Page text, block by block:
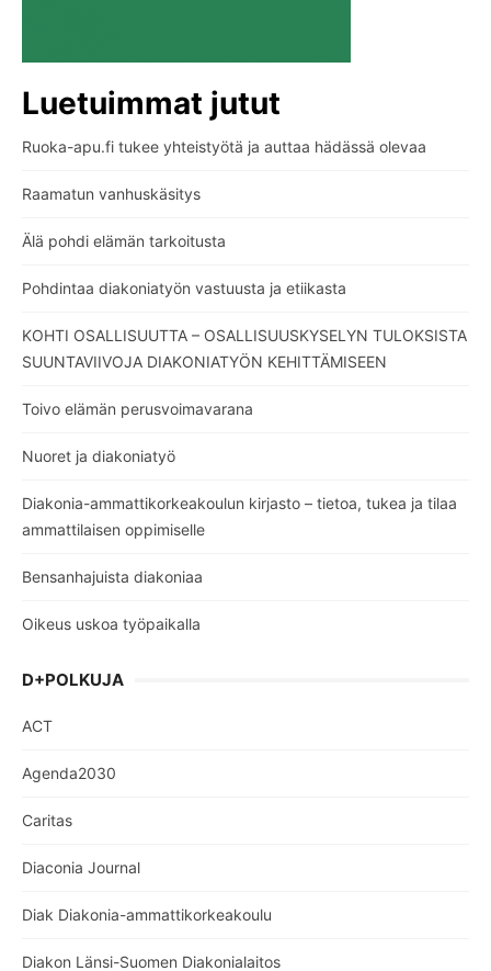
Luetuimmat jutut
Ruoka-apu.fi tukee yhteistyötä ja auttaa hädässä olevaa
Raamatun vanhuskäsitys
Älä pohdi elämän tarkoitusta
Pohdintaa diakoniatyön vastuusta ja etiikasta
KOHTI OSALLISUUTTA – OSALLISUUSKYSELYN TULOKSISTA
SUUNTAVIIVOJA DIAKONIATYÖN KEHITTÄMISEEN
Toivo elämän perusvoimavarana
Nuoret ja diakoniatyö
Diakonia-ammattikorkeakoulun kirjasto – tietoa, tukea ja tilaa
ammattilaisen oppimiselle
Bensanhajuista diakoniaa
Oikeus uskoa työpaikalla
D+POLKUJA
ACT
Agenda2030
Caritas
Diaconia Journal
Diak Diakonia-ammattikorkeakoulu
Diakon Länsi-Suomen Diakonialaitos